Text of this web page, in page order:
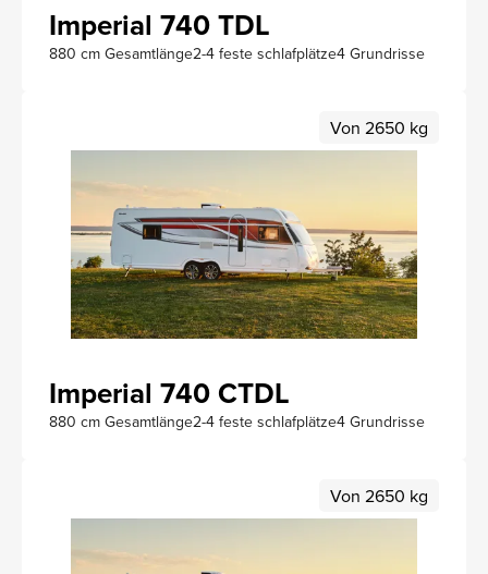
Imperial 740 TDL
880 cm Gesamtlänge2-4 feste schlafplätze4 Grundrisse
Von 2650 kg
Imperial 740 CTDL
880 cm Gesamtlänge2-4 feste schlafplätze4 Grundrisse
Von 2650 kg